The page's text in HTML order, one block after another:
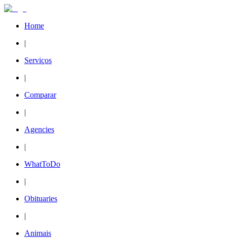
Home
|
Serviços
|
Comparar
|
Agencies
|
WhatToDo
|
Obituaries
|
Animais